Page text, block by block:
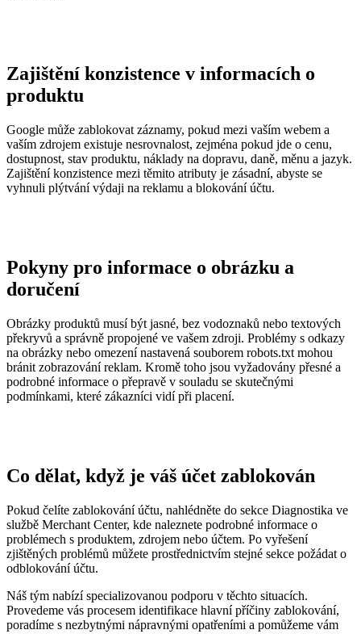
Zajištění konzistence v informacích o
produktu
Google může zablokovat záznamy, pokud mezi vaším webem a
vaším zdrojem existuje nesrovnalost, zejména pokud jde o cenu,
dostupnost, stav produktu, náklady na dopravu, daně, měnu a jazyk.
Zajištění konzistence mezi těmito atributy je zásadní, abyste se
vyhnuli plýtvání výdaji na reklamu a blokování účtu.
Pokyny pro informace o obrázku a
doručení
Obrázky produktů musí být jasné, bez vodoznaků nebo textových
překryvů a správně propojené ve vašem zdroji. Problémy s odkazy
na obrázky nebo omezení nastavená souborem robots.txt mohou
bránit zobrazování reklam. Kromě toho jsou vyžadovány přesné a
podrobné informace o přepravě v souladu se skutečnými
podmínkami, které zákazníci vidí při placení.
Co dělat, když je váš účet zablokován
Pokud čelíte zablokování účtu, nahlédněte do sekce Diagnostika ve
službě Merchant Center, kde naleznete podrobné informace o
problémech s produktem, zdrojem nebo účtem. Po vyřešení
zjištěných problémů můžete prostřednictvím stejné sekce požádat o
odblokování účtu.
Náš tým nabízí specializovanou podporu v těchto situacích.
Provedeme vás procesem identifikace hlavní příčiny zablokování,
poradíme s nezbytnými nápravnými opatřeními a pomůžeme vám